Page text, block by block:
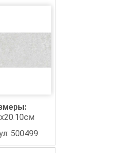
500499